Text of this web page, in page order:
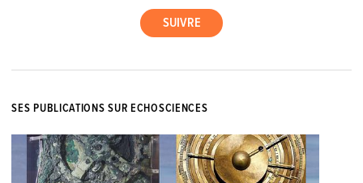
SES PUBLICATIONS SUR ECHOSCIENCES